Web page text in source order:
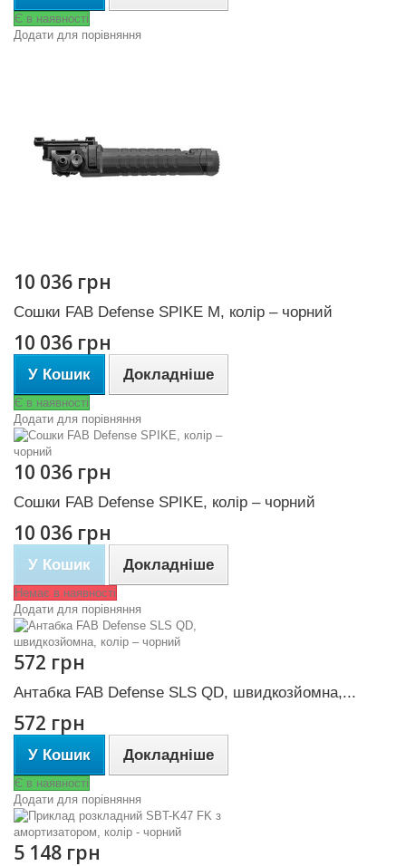
Є в наявності
Додати для порівняння
10 036 грн
Сошки FAB Defense SPIKE M, колір – чорний
10 036 грн
У Кошик Докладніше
Є в наявності
Додати для порівняння
10 036 грн
Сошки FAB Defense SPIKE, колір – чорний
10 036 грн
У Кошик Докладніше
Немає в наявності
Додати для порівняння
572 грн
Антабка FAB Defense SLS QD, швидкозйомна,...
572 грн
У Кошик Докладніше
Є в наявності
Додати для порівняння
5 148 грн